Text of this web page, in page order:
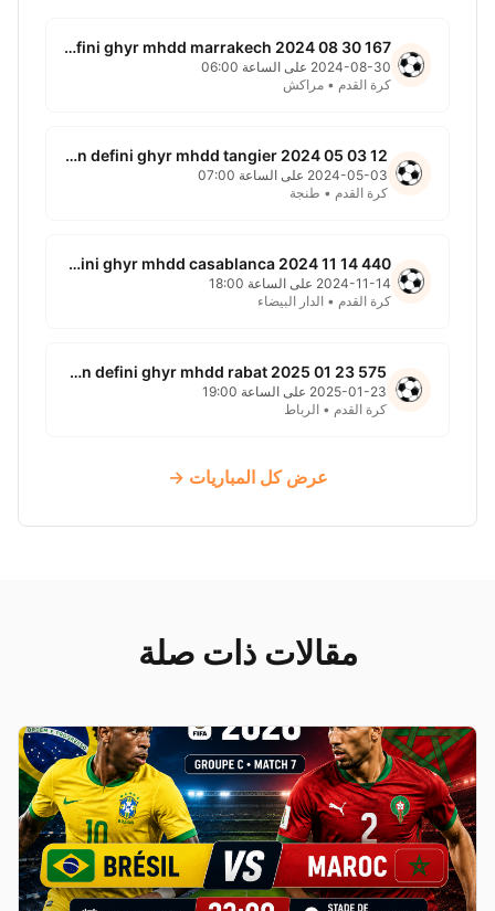
167 non defini ghyr mhdd marrakech 2024 08 30
2024-08-30 على الساعة 06:00
كرة القدم • مراكش
12 non defini ghyr mhdd tangier 2024 05 03
2024-05-03 على الساعة 07:00
كرة القدم • طنجة
440 non defini ghyr mhdd casablanca 2024 11 14
2024-11-14 على الساعة 18:00
كرة القدم • الدار البيضاء
575 non defini ghyr mhdd rabat 2025 01 23
2025-01-23 على الساعة 19:00
كرة القدم • الرباط
عرض كل المباريات →
مقالات ذات صلة